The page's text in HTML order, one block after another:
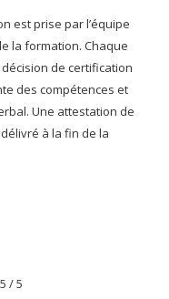
est prise par l’équipe
la formation. Chaque
de certification
des compétences et
Une attestation de
à la fin de la
/ 5